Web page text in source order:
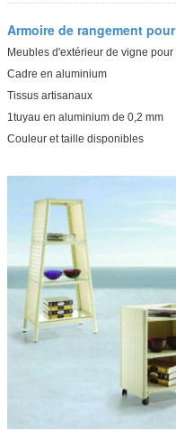
Armoire de rangement
Meubles d'extérieur de vigne pour
Cadre en aluminium
Tissus artisanaux
1tuyau en aluminium de 0,2 mm
Couleur et taille disponibles